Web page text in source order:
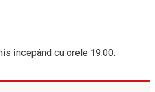
începând cu orele 19:00.